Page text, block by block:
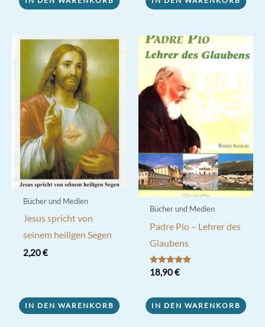
Bücher und Medien
Jesus spricht von
seinem heiligen Segen
2,20€
IN DEN WARENKORB
Bücher und Medien
Padre Pio – Lehrer des
Glaubens
Bewertet mit
5.00
18,90€
IN DEN WARENKORB